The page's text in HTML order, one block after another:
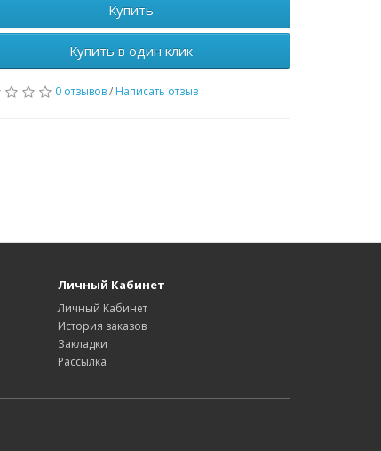
Купить
Купить в один клик
0 отзывов/ Написать отзыв
Личный Кабинет
Личный Кабинет
История заказов
Закладки
Рассылка